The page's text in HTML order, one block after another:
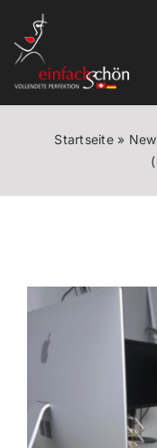
content
STARTSEITE
MARKEN
KONTAKT
Startseite»
Image